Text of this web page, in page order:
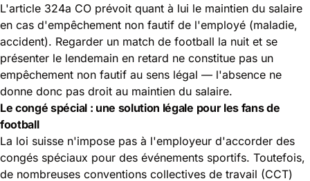
L'article 324a CO prévoit quant à lui le maintien du salaire
en cas d'empêchement non fautif de l'employé (maladie,
accident). Regarder un match de football la nuit et se
présenter le lendemain en retard ne constitue pas un
empêchement non fautif au sens légal — l'absence ne
donne donc pas droit au maintien du salaire.
Le congé spécial : une solution légale pour les fans de
football
La loi suisse n'impose pas à l'employeur d'accorder des
congés spéciaux pour des événements sportifs. Toutefois,
de nombreuses conventions collectives de travail (CCT)